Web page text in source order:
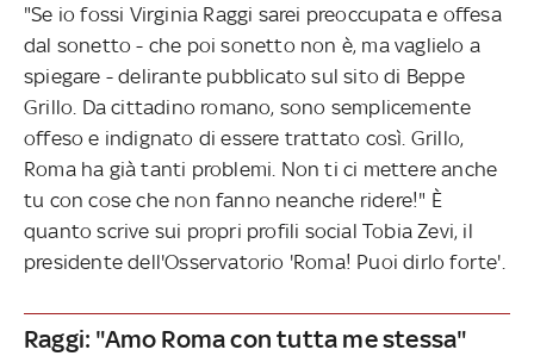
"Se io fossi Virginia Raggi sarei preoccupata e offesa
dal sonetto - che poi sonetto non è, ma vaglielo a
spiegare - delirante pubblicato sul sito di Beppe
Grillo. Da cittadino romano, sono semplicemente
offeso e indignato di essere trattato così. Grillo,
Roma ha già tanti problemi. Non ti ci mettere anche
tu con cose che non fanno neanche ridere!" È
quanto scrive sui propri profili social Tobia Zevi, il
presidente dell'Osservatorio 'Roma! Puoi dirlo forte'.
Raggi: "Amo Roma con tutta me stessa"